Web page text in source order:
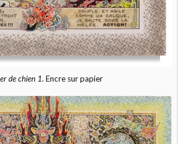
de chien 1. Encre sur papier